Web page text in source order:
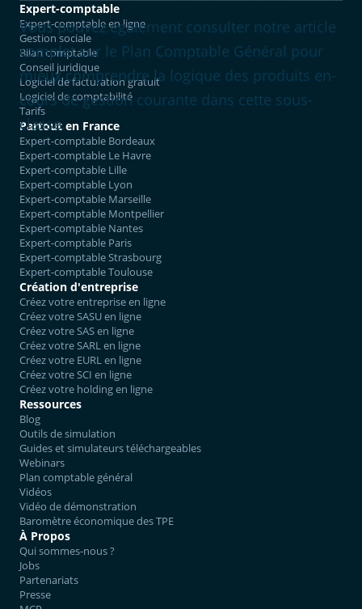
Vous pouvez également consulter notre article
complet sur le Plan Comptable Général pour
mieux comprendre la logique des produits en-
cours de gestion courante dans cette sous-
classe.
Expert-comptable
Expert-comptable en ligne
Gestion sociale
Bilan comptable
Conseil juridique
Logiciel de facturation gratuit
Logiciel de comptabilité
Tarifs
Partout en France
Expert-comptable Bordeaux
Expert-comptable Le Havre
Expert-comptable Lille
Expert-comptable Lyon
Expert-comptable Marseille
Expert-comptable Montpellier
Expert-comptable Nantes
Expert-comptable Paris
Expert-comptable Strasbourg
Expert-comptable Toulouse
Création d'entreprise
Créez votre entreprise en ligne
Créez votre SASU en ligne
Créez votre SAS en ligne
Créez votre SARL en ligne
Créez votre EURL en ligne
Créez votre SCI en ligne
Créez votre holding en ligne
Ressources
Blog
Outils de simulation
Guides et simulateurs téléchargeables
Webinars
Plan comptable général
Vidéos
Vidéo de démonstration
Baromètre économique des TPE
À Propos
Qui sommes-nous ?
Jobs
Partenariats
Presse